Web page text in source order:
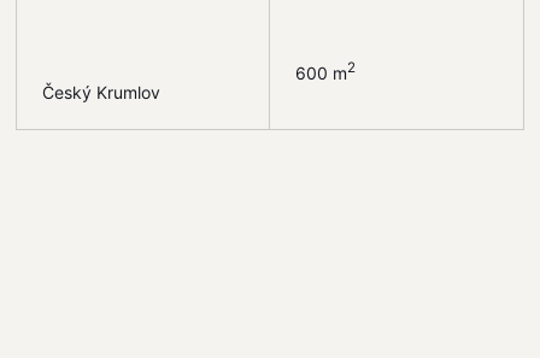
Český Krumlov
600 m2